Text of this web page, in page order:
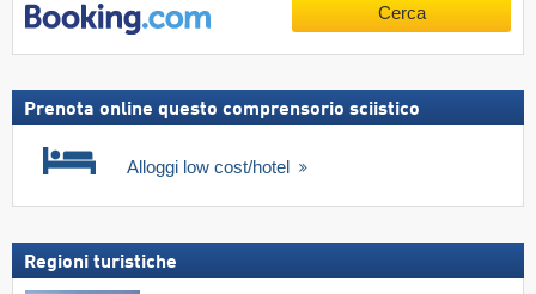
Cerca
Prenota online questo comprensorio sciistico
Alloggi low cost/hotel
Regioni turistiche